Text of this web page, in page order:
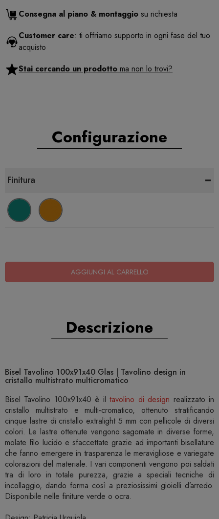
Consegna al piano & montaggio su richiesta
Customer care: ti offriamo supporto in ogni fase del tuo
acquisto
Stai cercando un prodotto ma non lo trovi?
Configurazione
Finitura -
AGGIUNGI AL CARRELLO
Descrizione
Bisel Tavolino 100x91x40 Glas | Tavolino design in
cristallo multistrato multicromatico
Bisel Tavolino 100x91x40 è iltavolino di design realizzato in
cristallo multistrato e multi-cromatico, ottenuto stratificando
cinque lastre di cristallo extralight 5 mm con pellicole di diversi
colori. Le lastre ottenute vengono sagomate in diverse forme,
molate filo lucido e sfaccettate grazie ad importanti bisellature
che fanno emergere in trasparenza le meravigliose e variegate
colorazioni del materiale. I vari componenti vengono poi saldati
tra di loro in totale purezza, grazie a speciali tecniche di
incollaggio, dando forma così a preziosissimi gioielli d’arredo.
Disponibile nelle finiture verde o ocra.